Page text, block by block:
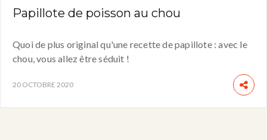
Papillote de poisson au chou
Quoi de plus original qu'une recette de papillote : avec le
chou, vous allez être séduit !
20 OCTOBRE 2020